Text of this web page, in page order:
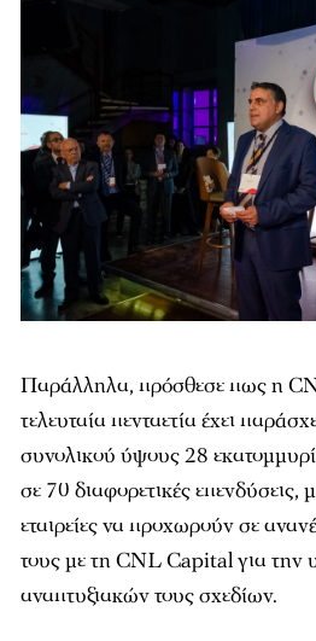
Παράλληλα, πρόσθεσε πως η
τελευταία πενταετία έχει
συνολικού ύψους 28
σε 70 διαφορετικές επενδύσεις,
εταιρείες να προχωρούν σε
τους με τη CNL Capital για την
αναπτυξιακών τους σχεδίων.